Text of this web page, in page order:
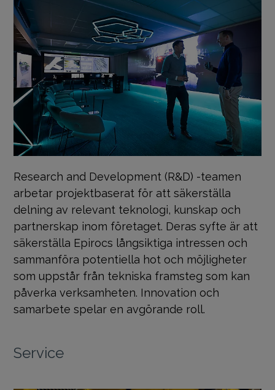
Research and Development (R&D) -teamen
arbetar projektbaserat för att säkerställa
delning av relevant teknologi, kunskap och
partnerskap inom företaget. Deras syfte är att
säkerställa Epirocs långsiktiga intressen och
sammanföra potentiella hot och möjligheter
som uppstår från tekniska framsteg som kan
påverka verksamheten. Innovation och
samarbete spelar en avgörande roll.
Service